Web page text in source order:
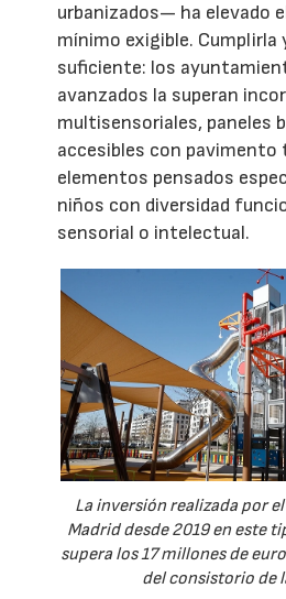
urbanizados— ha elevado
mínimo exigible. Cumplirla
suficiente: los
avanzados la superan
multisensoriales, paneles
accesibles con
elementos pensados
niños con diversidad
sensorial o intelectual.
La inversión realizada por
Madrid desde 2019 en este
supera los 17 millones de
del consistorio de